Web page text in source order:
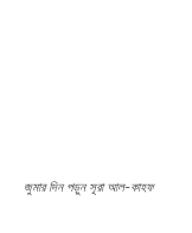
জুমার দিন পড়ুন সূরা আল-কাহফ